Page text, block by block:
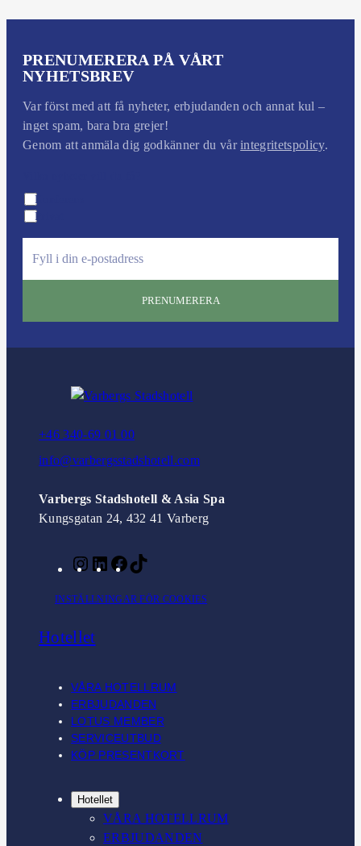
PRENUMERERA PÅ VÅRT
NYHETSBREV
Var först med att få nyheter, erbjudanden och annat kul –
inget spam, bara bra grejer!
Genom att anmäla dig godkänner du vårintegritetspolicy.
Konferens
Privat
a
+46 340-69 01 00
info@varbergsstadshotell.com
Varbergs Stadshotell & Asia Spa
Kungsgatan 24, 432 41 Varberg
s
a
a
m
L
n
n
F
c
k
k
INSTÄLLNINGAR FÖR COOKIES
Hotellet
VÅRA HOTELLRUM
ERBJUDANDEN
LOTUS MEMBER
SERVICEUTBUD
KÖP PRESENTKORT
Hotellet
VÅRA HOTELLRUM
ERBJUDANDEN